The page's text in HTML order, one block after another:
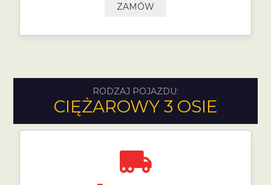
ZAMÓW
RODZAJ POJAZDU:
CIĘŻAROWY 3 OSIE